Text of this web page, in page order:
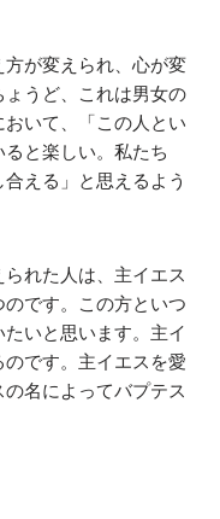
が変えられ、心が変
うど、これは男女の
いて、「この人とい
と楽しい。私たち
える」と思えるよう
れた人は、主イエス
です。この方といつ
いと思います。主イ
です。主イエスを愛
名によってバプテス